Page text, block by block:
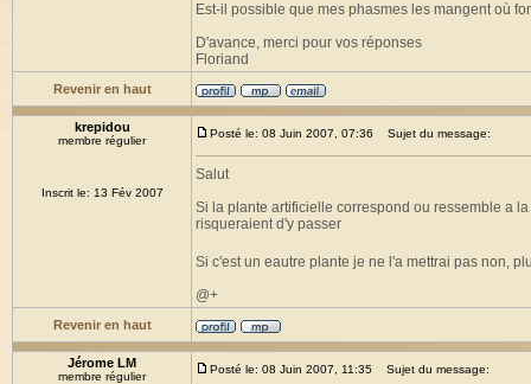
Est-il possible que mes phasmes les mangent où
D'avance, merci pour vos réponses
Floriand
Revenir en haut
krepidou
membre régulier
Inscrit le: 13 Fév 2007
Posté le: 08 Juin 2007, 07:36 Sujet du message:
Salut
Si la plante artificielle correspond ou ressemble a
risqueraient d'y passer
Si c'est un eautre plante je ne l'a mettrai pas non,
@+
Revenir en haut
Jérome LM
membre régulier
Posté le: 08 Juin 2007, 11:35 Sujet du message: